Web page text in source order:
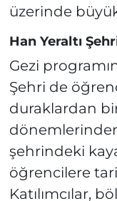
üzerinde
Han Yeraltı
Gezi
Şehri de
duraklardan
şehrindeki
öğrencilere
Katılımcılar,